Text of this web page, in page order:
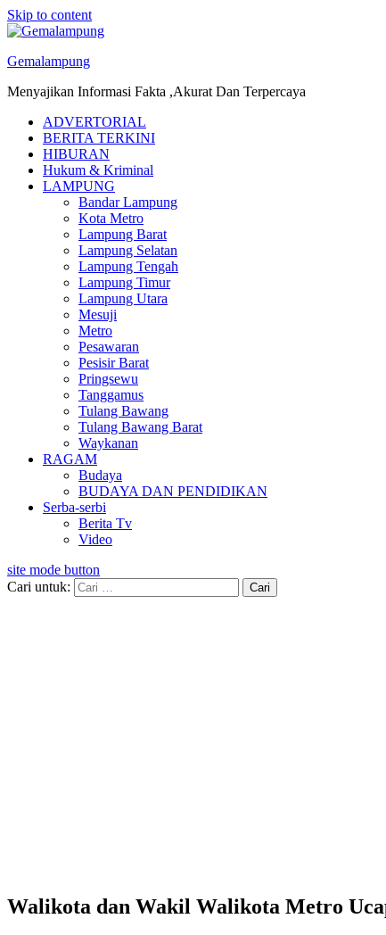
Skip to content
Gemalampung
Menyajikan Informasi Fakta ,Akurat Dan Terpercaya
ADVERTORIAL
BERITA TERKINI
HIBURAN
Hukum & Kriminal
LAMPUNG
Bandar Lampung
Kota Metro
Lampung Barat
Lampung Selatan
Lampung Tengah
Lampung Timur
Lampung Utara
Mesuji
Metro
Pesawaran
Pesisir Barat
Pringsewu
Tanggamus
Tulang Bawang
Tulang Bawang Barat
Waykanan
RAGAM
Budaya
BUDAYA DAN PENDIDIKAN
Serba-serbi
Berita Tv
Video
site mode button
Cari untuk:
Walikota dan Wakil Walikota Metro